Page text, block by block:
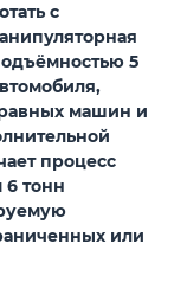
с
5
машин и
процесс
6 тонн
или